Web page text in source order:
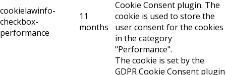
cookielawinfo-
checkbox-
performance
11
months
Cookie Consent plugin. The
cookie is used to store the
user consent for the cookies
in the category
"Performance".
The cookie is set by the
GDPR Cookie Consent plugin